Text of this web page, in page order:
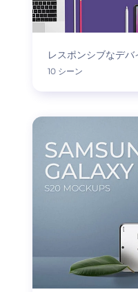
レスポンシブなデ
10 シーン